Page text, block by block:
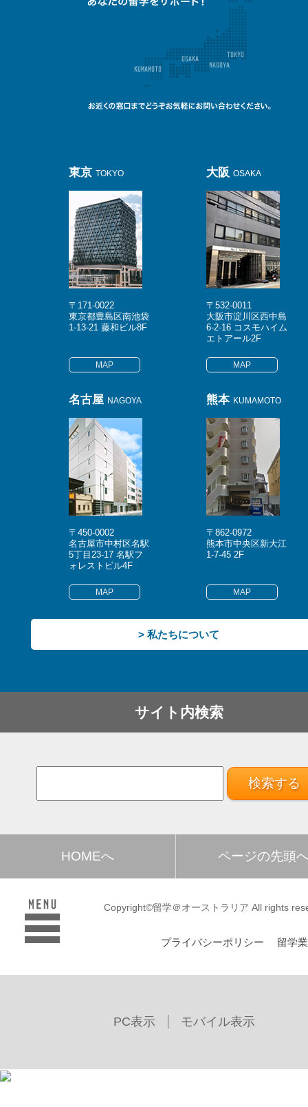
東京 TOKYO
〒171-0022
東京都豊島区南池袋
1-13-21 藤和ビル8F
MAP
大阪 OSAKA
〒532-0011
大阪市淀川区西中島
6-2-16 コスモハイム
エトアール2F
MAP
名古屋 NAGOYA
〒450-0002
名古屋市中村区名駅
5丁目23-17 名駅フ
ォレストビル4F
MAP
熊本 KUMAMOTO
〒862-0972
熊本市中央区新大江
1-7-45 2F
MAP
> 私たちについて
サイト内検索
HOMEへ ページの先頭
Copyright©留学＠オーストラリア All rights
プライバシーポリシー 留学
PC表示 モバイル表示